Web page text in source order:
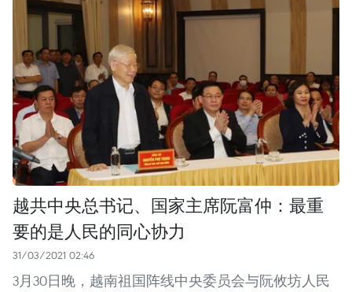
越共中央总书记、国家主席阮富仲：最重
要的是人民的同心协力
31/03/2021 02:46
3月30日晚，越南祖国阵线中央委员会与阮攸坊人民